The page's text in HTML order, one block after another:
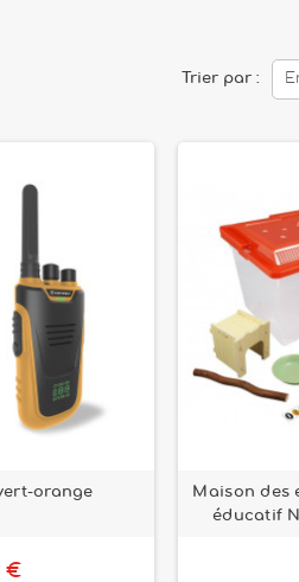
transforment chaque
Trier par :
orange
€
Maison des
éducatif